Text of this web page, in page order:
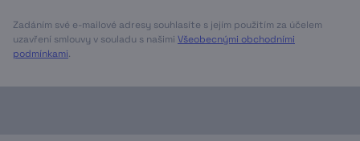
Zadáním své e-mailové adresy souhlasíte s jejím použitím za účelem
uzavření smlouvy v souladu s našimi Všeobecnými obchodními
podmínkami.